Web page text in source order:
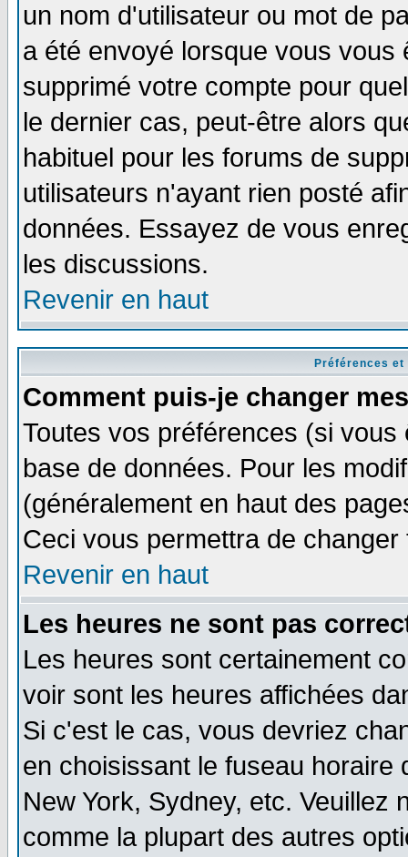
un nom d'utilisateur ou mot de
a été envoyé lorsque vous
supprimé votre compte pour
le dernier cas, peut-être alors
habituel pour les forums de
utilisateurs n'ayant rien posté
données. Essayez de vous
les discussions.
Revenir en haut
Préférences
Comment puis-je changer
Toutes vos préférences (si
base de données. Pour les
(généralement en haut des
Ceci vous permettra de
Revenir en haut
Les heures ne sont pas
Les heures sont certainement
voir sont les heures affichées
Si c'est le cas, vous devriez
en choisissant le fuseau
New York, Sydney, etc. Veuillez
comme la plupart des autres